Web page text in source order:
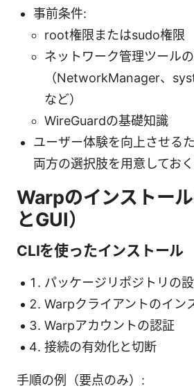
事前条件:
root権限またはsudo権限
ネットワーク管理ツール
（NetworkManager、
など）
WireGuardの基礎知識
ユーザー体験を向上させる
両方の選択肢を用意しておく
Warpのインストー
とGUI）
CLIを使ったインストール
パッケージリポジトリの
Warpクライアントのイン
Warpアカウントの認証
接続の有効化と切断
手順の例（要点のみ）: